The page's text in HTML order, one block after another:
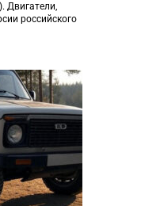
Двигатели,
российского